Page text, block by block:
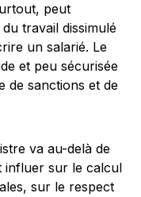
peut
travail dissimulé
un salarié. Le
et peu sécurisée
de sanctions et de
va au-delà de
influer sur le calcul
sur le respect